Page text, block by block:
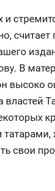
В
высоко
властей
свои
человек